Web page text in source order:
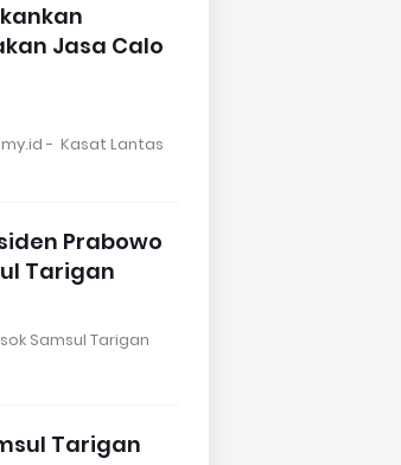
Jasa Calo
- Kasat Lantas
Prabowo
Tarigan
Samsul Tarigan
Tarigan